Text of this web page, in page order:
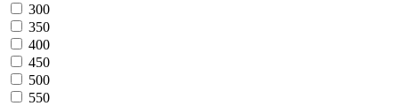
300
350
400
450
500
550